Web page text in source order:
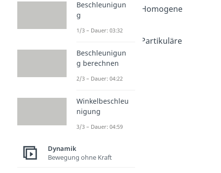
Schwingungen - Homogene
Lösung
Dauer: 07:06
Schwingungen - Partikuläre
Lösung
Dauer: 08:07
Dauer: 04:38
Dauer: 04:40
Resonanz
Dauer: 04:22
Beschleunigun
g
1/3 – Dauer: 03:32
Beschleunigun
g berechnen
2/3 – Dauer: 04:22
Winkelbeschleu
nigung
3/3 – Dauer: 04:59
Dynamik
Bewegung ohne Kraft